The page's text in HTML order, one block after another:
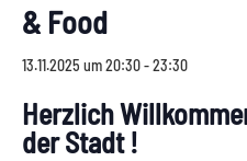
& Food
13.11.2025 um 20:30-23:30
Herzlich
der Stadt !